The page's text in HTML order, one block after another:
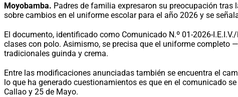
Moyobamba. Padres de familia expresaron su preocupación
sobre cambios en el uniforme escolar para el año 2026 y se
El documento, identificado como Comunicado N.º 01-2026-
clases con polo. Asimismo, se precisa que el uniforme
tradicionales guinda y crema.
Entre las modificaciones anunciadas también se encuentra el
lo que ha generado cuestionamientos es que en el comunicado
Callao y 25 de Mayo.